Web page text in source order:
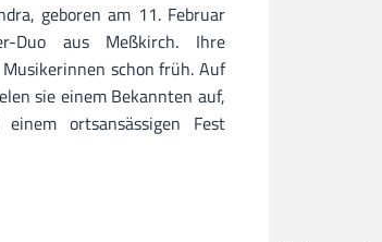
geboren am 11. Februar
Duo aus Meßkirch. Ihre
schon früh. Auf
sie einem Bekannten auf,
ortsansässigen Fest